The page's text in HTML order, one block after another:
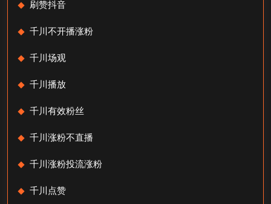
刷赞抖音
千川不开播涨粉
千川场观
千川播放
千川有效粉丝
千川涨粉不直播
千川涨粉投流涨粉
千川点赞